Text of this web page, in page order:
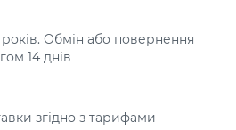
років. Обмін або повернення
14 днів
згідно з тарифами